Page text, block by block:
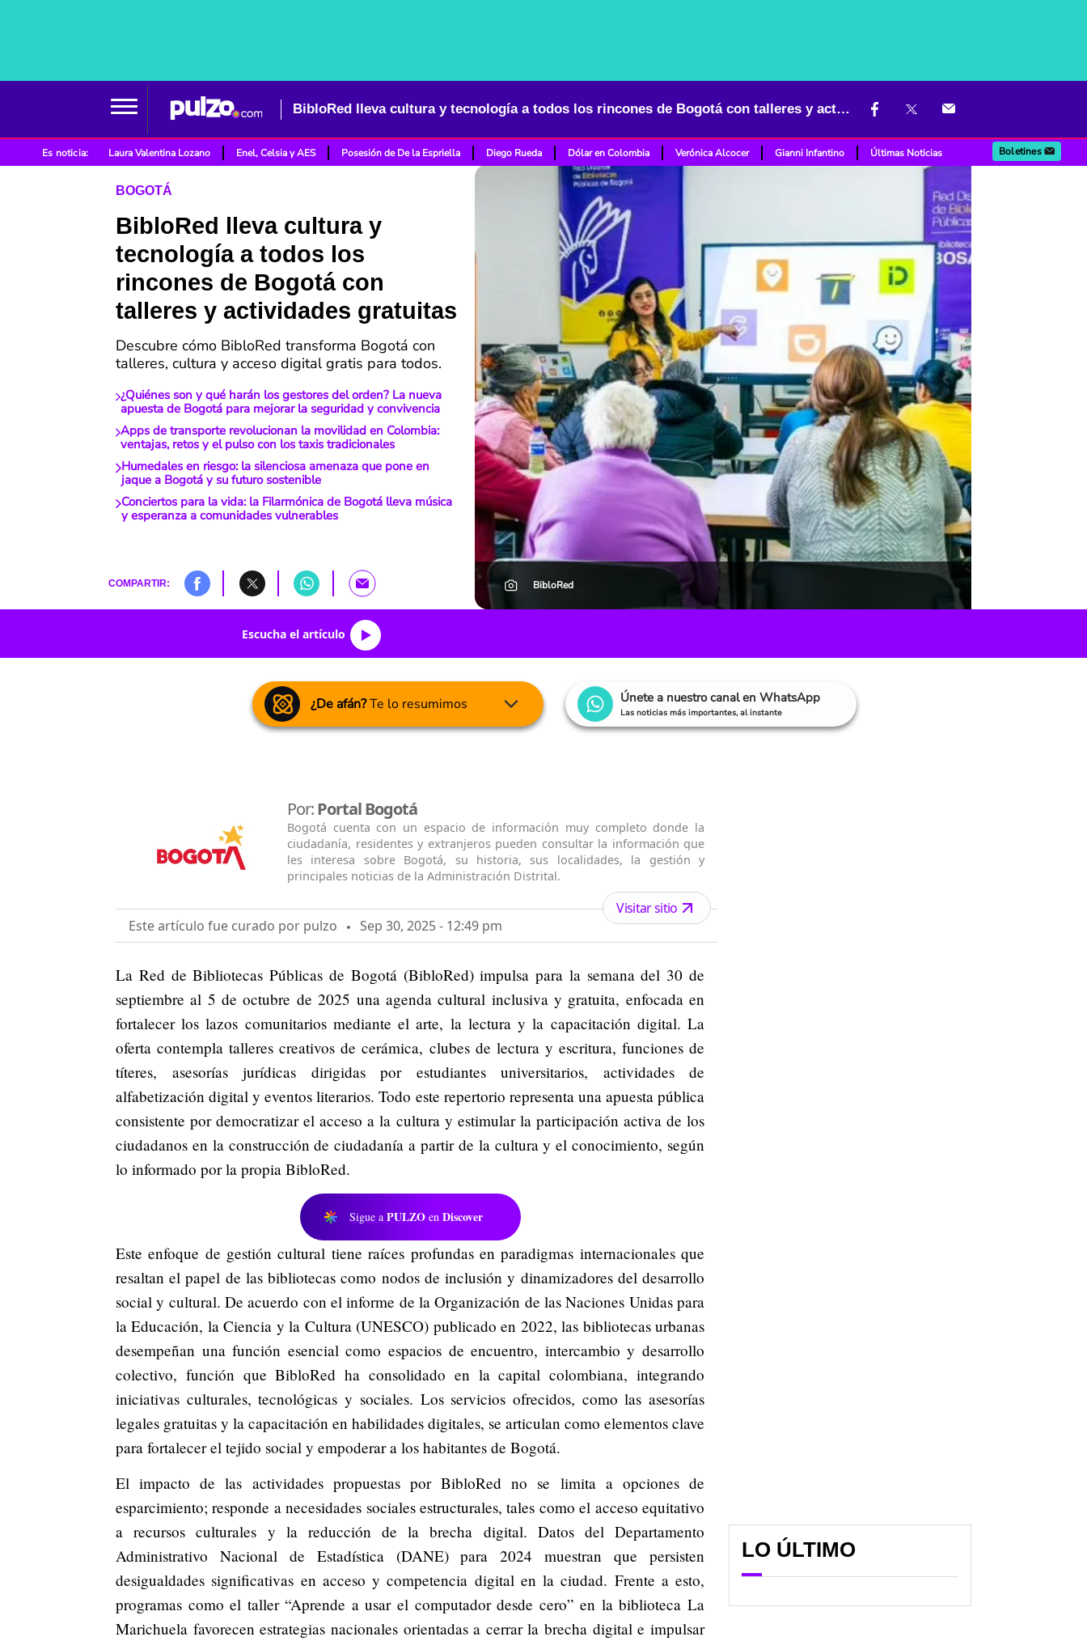
BibloRed lleva cultura y tecnología a todos los rincones de Bogotá con talleres y actividades gratuitas
Es noticia: Laura Valentina Lozano Enel, Celsia y AES Posesión de De la Espriella Diego Rueda Dólar en Colombia Verónica Alcocer Gianni Infantino Últimas Noticias Boletines
BOGOTÁ
BibloRed lleva cultura y
tecnología a todos los
rincones de Bogotá con
talleres y actividades gratuitas
Descubre cómo BibloRed transforma Bogotá con
talleres, cultura y acceso digital gratis para todos.
¿Quiénes son y qué harán los gestores del orden? La nueva
apuesta de Bogotá para mejorar la seguridad y convivencia
Apps de transporte revolucionan la movilidad en Colombia:
ventajas, retos y el pulso con los taxis tradicionales
Humedales en riesgo: la silenciosa amenaza que pone en
jaque a Bogotá y su futuro sostenible
Conciertos para la vida: la Filarmónica de Bogotá lleva música
y esperanza a comunidades vulnerables
COMPARTIR: BibloRed
Escucha el artículo
¿De afán?Te lo resumimos Únete a nuestro canal en WhatsApp
Las noticias más importantes, al instante
Por:Portal Bogotá
Bogotá cuenta con un espacio de información muy completo donde la
ciudadanía, residentes y extranjeros pueden consultar la información que
les interesa sobre Bogotá, su historia, sus localidades, la gestión y
principales noticias de la Administración Distrital.
Este artículo fue curado por pulzo Sep 30, 2025 - 12:49 pm
Visitar sitio
La Red de Bibliotecas Públicas de Bogotá (BibloRed) impulsa para la semana del 30 de
septiembre al 5 de octubre de 2025 una agenda cultural inclusiva y gratuita, enfocada en
fortalecer los lazos comunitarios mediante el arte, la lectura y la capacitación digital. La
oferta contempla talleres creativos de cerámica, clubes de lectura y escritura, funciones de
títeres, asesorías jurídicas dirigidas por estudiantes universitarios, actividades de
alfabetización digital y eventos literarios. Todo este repertorio representa una apuesta pública
consistente por democratizar el acceso a la cultura y estimular la participación activa de los
ciudadanos en la construcción de ciudadanía a partir de la cultura y el conocimiento, según
lo informado por la propia BibloRed.
Sigue a PULZO en Discover
Este enfoque de gestión cultural tiene raíces profundas en paradigmas internacionales que
resaltan el papel de las bibliotecas como nodos de inclusión y dinamizadores del desarrollo
social y cultural. De acuerdo con el informe de la Organización de las Naciones Unidas para
la Educación, la Ciencia y la Cultura (UNESCO) publicado en 2022, las bibliotecas urbanas
desempeñan una función esencial como espacios de encuentro, intercambio y desarrollo
colectivo, función que BibloRed ha consolidado en la capital colombiana, integrando
iniciativas culturales, tecnológicas y sociales. Los servicios ofrecidos, como las asesorías
legales gratuitas y la capacitación en habilidades digitales, se articulan como elementos clave
para fortalecer el tejido social y empoderar a los habitantes de Bogotá.
El impacto de las actividades propuestas por BibloRed no se limita a opciones de
esparcimiento; responde a necesidades sociales estructurales, tales como el acceso equitativo
a recursos culturales y la reducción de la brecha digital. Datos del Departamento
Administrativo Nacional de Estadística (DANE) para 2024 muestran que persisten
desigualdades significativas en acceso y competencia digital en la ciudad. Frente a esto,
programas como el taller “Aprende a usar el computador desde cero” en la biblioteca La
Marichuela favorecen estrategias nacionales orientadas a cerrar la brecha digital e impulsar
LO ÚLTIMO